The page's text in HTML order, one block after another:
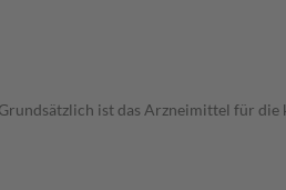
ist das Arzneimittel für die